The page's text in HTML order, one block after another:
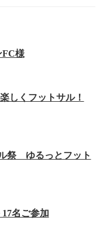
様
しくフットサル！
祭 ゆるっとフット
名ご参加